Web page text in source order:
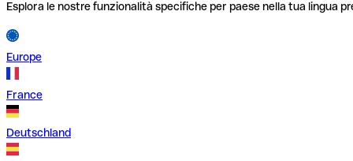
Esplora le nostre funzionalità specifiche per paese nella tua lingua
Europe
France
Deutschland